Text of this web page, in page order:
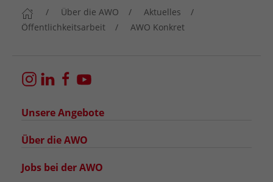
Über die AWO
Aktuelles
Öffentlichkeitsarbeit
AWO Konkret
Unsere Angebote
Über die AWO
Jobs bei der AWO